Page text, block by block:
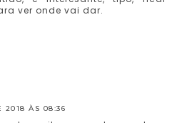
ver onde vai dar.
2018 ÀS 08:36